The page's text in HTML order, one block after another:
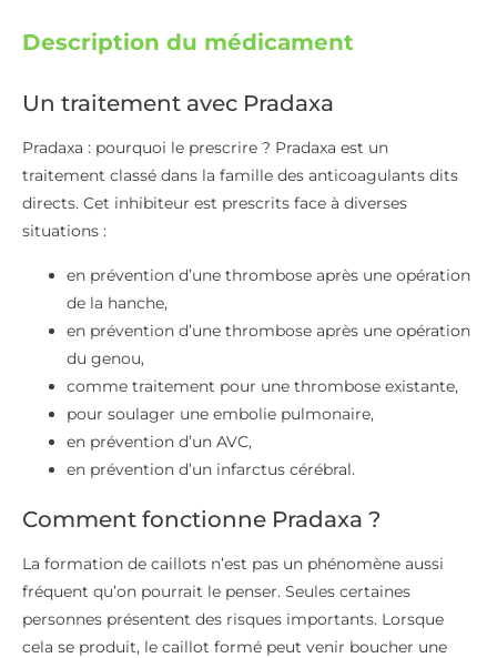
Description du médicament
Un traitement avec Pradaxa
Pradaxa : pourquoi le prescrire ? Pradaxa est un
traitement classé dans la famille des anticoagulants dits
directs. Cet inhibiteur est prescrits face à diverses
situations :
en prévention d’une thrombose après une opération
de la hanche,
en prévention d’une thrombose après une opération
du genou,
comme traitement pour une thrombose existante,
pour soulager une embolie pulmonaire,
en prévention d’un AVC,
en prévention d’un infarctus cérébral.
Comment fonctionne Pradaxa ?
La formation de caillots n’est pas un phénomène aussi
fréquent qu’on pourrait le penser. Seules certaines
personnes présentent des risques importants. Lorsque
cela se produit, le caillot formé peut venir boucher une